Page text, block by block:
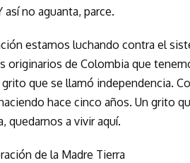
no aguanta, parce.
estamos luchando contra el
originarios de Colombia que
que se llamó independencia.
hace cinco años. Un grito
quedarnos a vivir aquí.
de la Madre Tierra